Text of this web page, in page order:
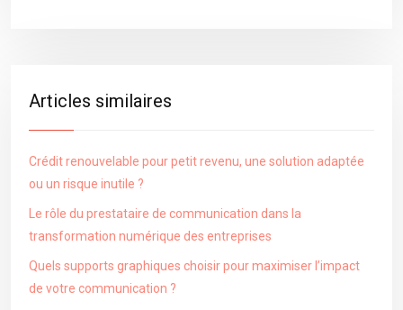
Articles similaires
Crédit renouvelable pour petit revenu, une solution adaptée
ou un risque inutile ?
Le rôle du prestataire de communication dans la
transformation numérique des entreprises
Quels supports graphiques choisir pour maximiser l’impact
de votre communication ?